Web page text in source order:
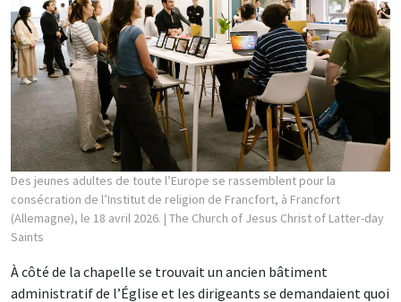
Des jeunes adultes de toute l’Europe se rassemblent pour la
consécration de l’Institut de religion de Francfort, à Francfort
(Allemagne), le 18 avril 2026. | The Church of Jesus Christ of Latter-day
Saints
À côté de la chapelle se trouvait un ancien bâtiment
administratif de l’Église et les dirigeants se demandaient quoi